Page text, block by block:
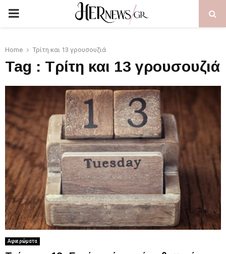
PRIMARY
Home Τρίτη και 13 γρουσουζιά
Tag : Τρίτη και 13 γρουσουζιά
Αφιερώματα